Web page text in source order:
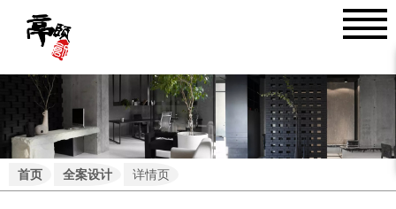
首页 全案设计 详情页